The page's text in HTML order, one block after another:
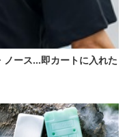
ノース…即カートに入れた